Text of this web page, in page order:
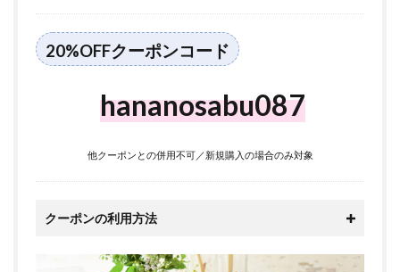
20%OFFクーポンコード
hananosabu087
他クーポンとの併用不可／新規購入の場合のみ対象
クーポンの利用方法